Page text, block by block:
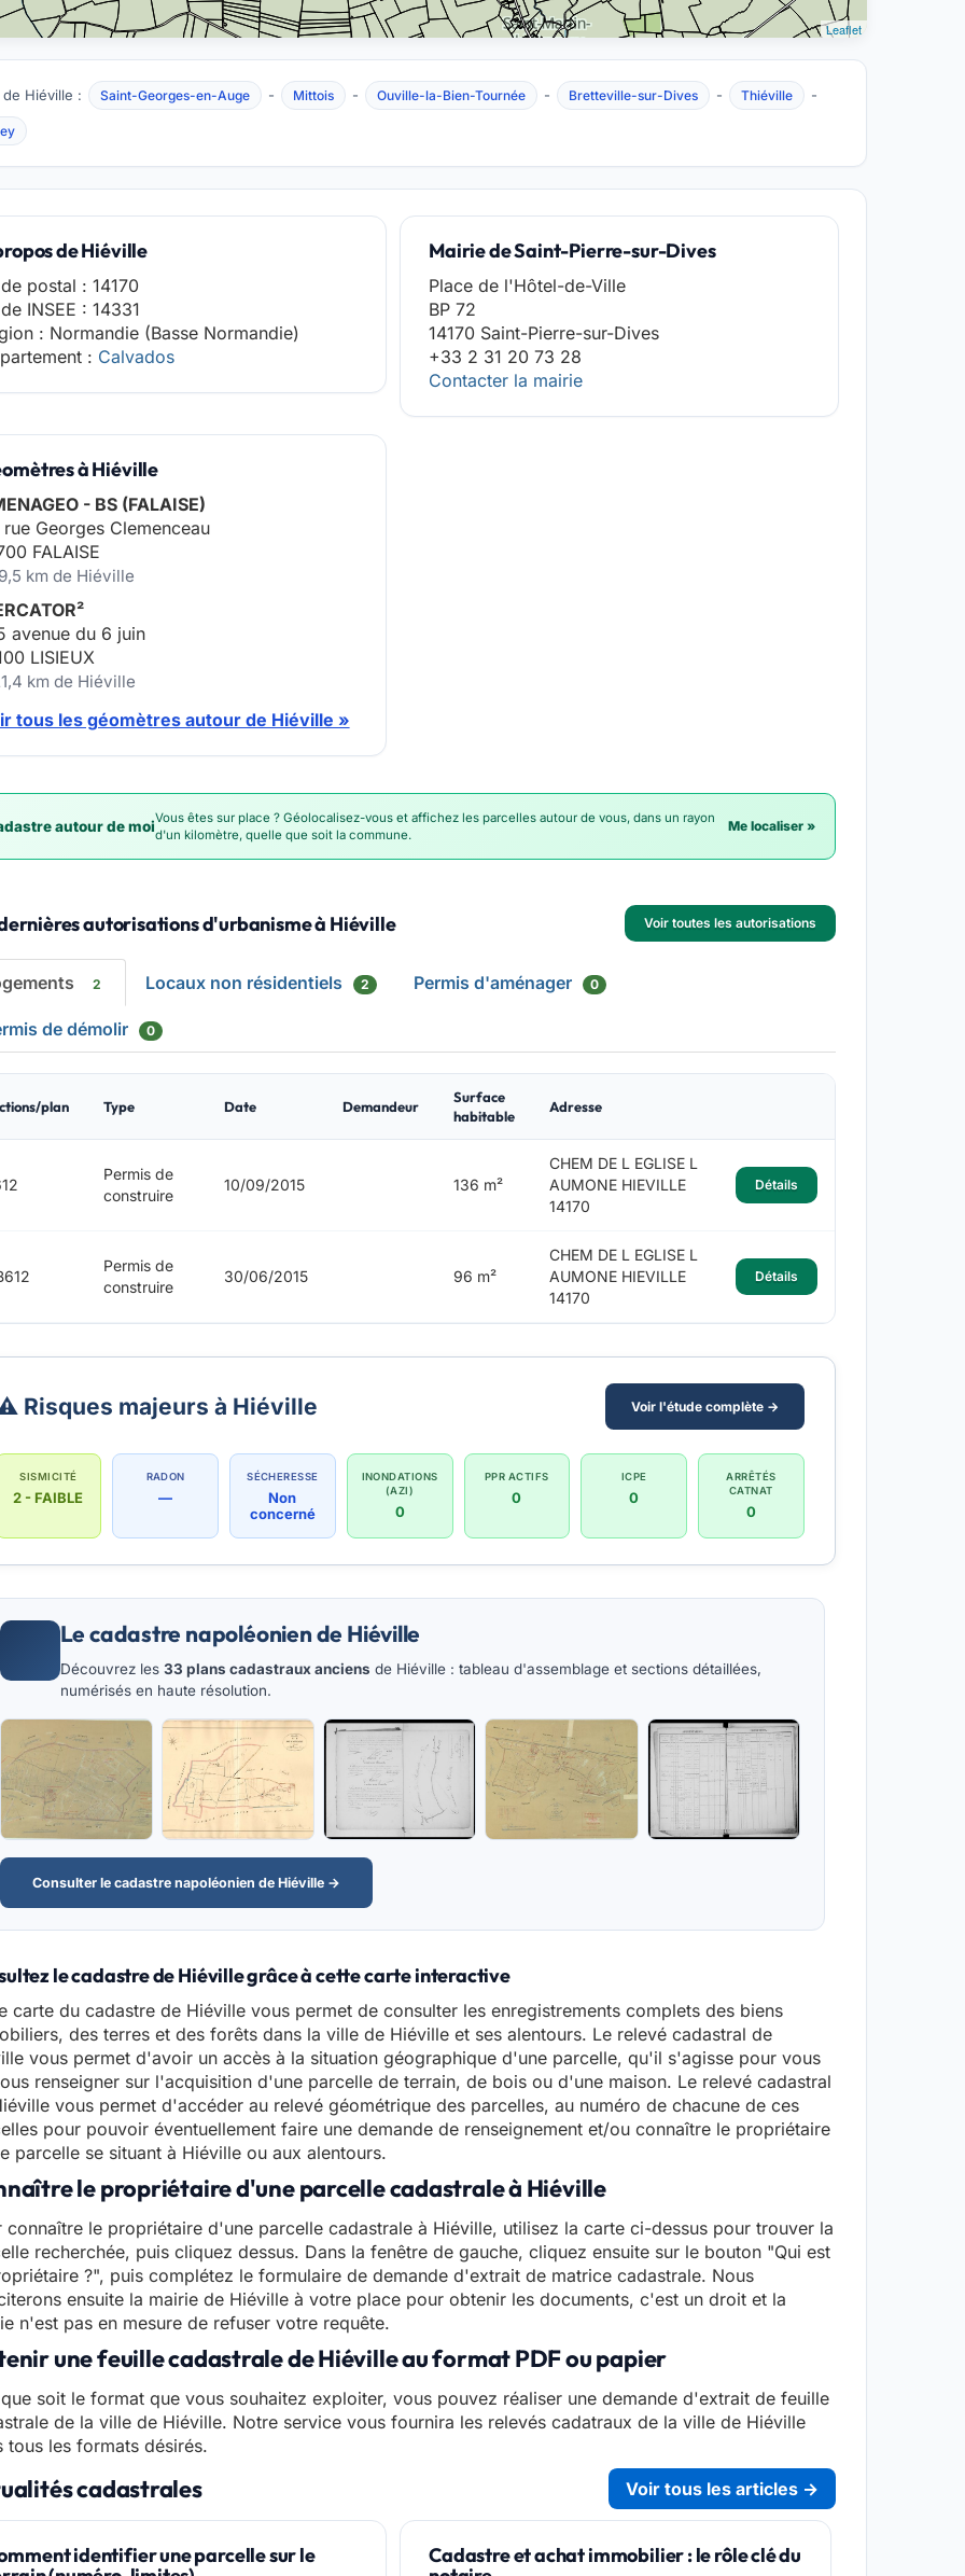
Leaflet
Hiéville : Saint-Georges-en-Auge - Mittois - Ouville-la-Bien-Tournée - Bretteville-sur-Dives - Thiéville -
de Hiéville
postal : 14170
INSEE : 14331
: Normandie (Basse Normandie)
: Calvados
Mairie de Saint-Pierre-sur-Dives
Place de l'Hôtel-de-Ville
BP 72
14170 Saint-Pierre-sur-Dives
+33 2 31 20 73 28
Contacter la mairie
à Hiéville
- BS (FALAISE)
Georges Clemenceau
FALAISE
km de Hiéville
avenue du 6 juin
LISIEUX
km de Hiéville
tous les géomètres autour de Hiéville »
autour de moiVous êtes sur place ? Géolocalisez-vous et affichez les parcelles autour de vous, dans un rayon
d'un kilomètre, quelle que soit la commune.
Me localiser »
autorisations d'urbanisme à Hiéville Voir toutes les autorisations
2 Locaux non résidentiels 2 Permis d'aménager 0
de démolir 0
plan Type Date Demandeur
Surface
habitable
Adresse
Permis de
construire
10/09/2015 136 m²
CHEM DE L EGLISE L
AUMONE HIEVILLE
14170
Détails
Permis de
construire
30/06/2015 96 m²
CHEM DE L EGLISE L
AUMONE HIEVILLE
14170
Détails
Risques majeurs à Hiéville Voir l'étude complète →
SISMICITÉ
2 - FAIBLE
RADON
—
SÉCHERESSE
Non
concerné
INONDATIONS
(AZI)
0
PPR ACTIFS
0
ICPE
0
ARRÊTÉS
CATNAT
0
Le cadastre napoléonien de Hiéville
Découvrez les 33 plans cadastraux anciens de Hiéville : tableau d'assemblage et sections détaillées,
numérisés en haute résolution.
Consulter le cadastre napoléonien de Hiéville →
le cadastre de Hiéville grâce à cette carte interactive
carte du cadastre de Hiéville vous permet de consulter les enregistrements complets des biens
des terres et des forêts dans la ville de Hiéville et ses alentours. Le relevé cadastral de
vous permet d'avoir un accès à la situation géographique d'une parcelle, qu'il s'agisse pour vous
renseigner sur l'acquisition d'une parcelle de terrain, de bois ou d'une maison. Le relevé cadastral
vous permet d'accéder au relevé géométrique des parcelles, au numéro de chacune de ces
pour pouvoir éventuellement faire une demande de renseignement et/ou connaître le propriétaire
parcelle se situant à Hiéville ou aux alentours.
le propriétaire d'une parcelle cadastrale à Hiéville
connaître le propriétaire d'une parcelle cadastrale à Hiéville, utilisez la carte ci-dessus pour trouver la
recherchée, puis cliquez dessus. Dans la fenêtre de gauche, cliquez ensuite sur le bouton "Qui est
?", puis complétez le formulaire de demande d'extrait de matrice cadastrale. Nous
ensuite la mairie de Hiéville à votre place pour obtenir les documents, c'est un droit et la
n'est pas en mesure de refuser votre requête.
une feuille cadastrale de Hiéville au format PDF ou papier
soit le format que vous souhaitez exploiter, vous pouvez réaliser une demande d'extrait de feuille
de la ville de Hiéville. Notre service vous fournira les relevés cadatraux de la ville de Hiéville
tous les formats désirés.
cadastrales Voir tous les articles →
identifier une parcelle sur le
Cadastre et achat immobilier : le rôle clé du